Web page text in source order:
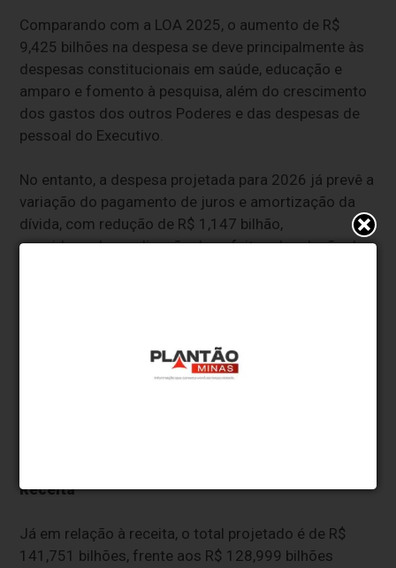
Comparando com a LOA 2025, o aumento de R$
9,425 bilhões na despesa se deve principalmente às
despesas constitucionais em saúde, educação e
amparo e fomento à pesquisa, além do crescimento
dos gastos dos outros Poderes e das despesas de
pessoal do Executivo.
No entanto, a despesa projetada para 2026 já prevê a
variação do pagamento de juros e amortização da
dívida, com redução de R$ 1,147 bilhão,
considerando a aplicação dos efeitos da adesão do
do Estado com a União e a aplicação de condições
mais favoráveis de encargos financeiros. Assim,
Receita
Já em relação à receita, o total projetado é de R$
141,751 bilhões, frente aos R$ 128,999 bilhões